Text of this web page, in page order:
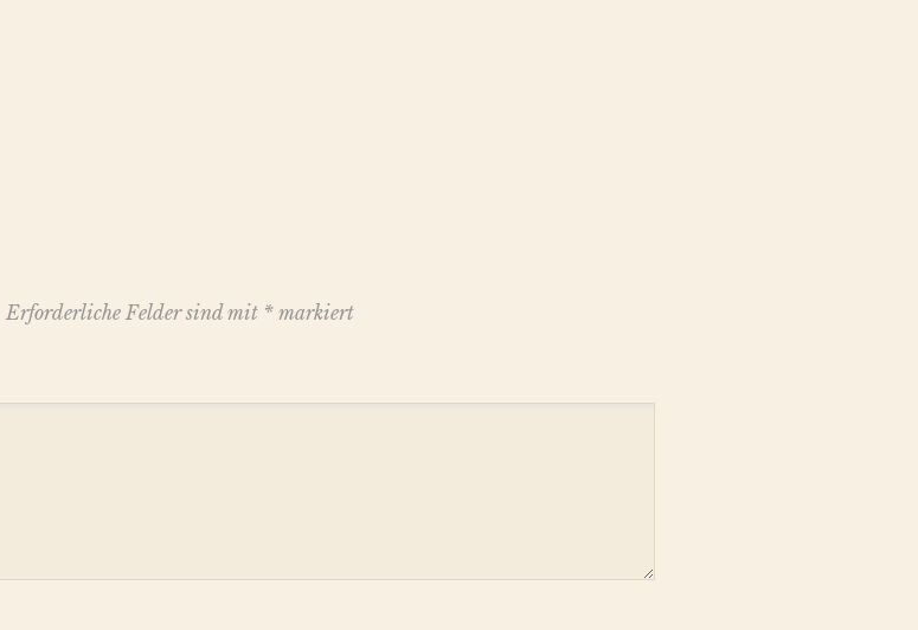
Erforderliche Felder sind mit *markiert